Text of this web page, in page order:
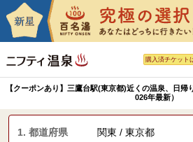
購入済チケット
【クーポンあり】三鷹台駅(東京都)近くの温泉、日
026年最新）
1. 都道府県 関東 / 東京都